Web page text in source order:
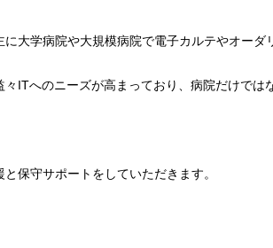
大学病院や大規模病院で電子カルテやオーダ
ITへのニーズが高まっており、病院だけでは
保守サポートをしていただきます。